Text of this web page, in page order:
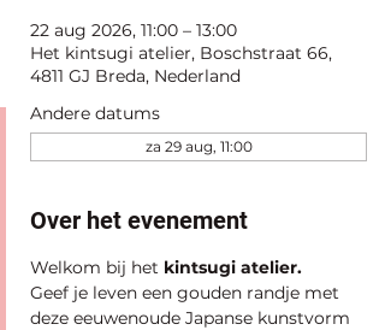
22 aug 2026, 11:00 – 13:00
Het kintsugi atelier, Boschstraat 66,
4811 GJ Breda, Nederland
Andere datums
za 29 aug, 11:00
Over het evenement
Welkom bij het kintsugi atelier.
Geef je leven een gouden randje met
deze eeuwenoude Japanse kunstvorm